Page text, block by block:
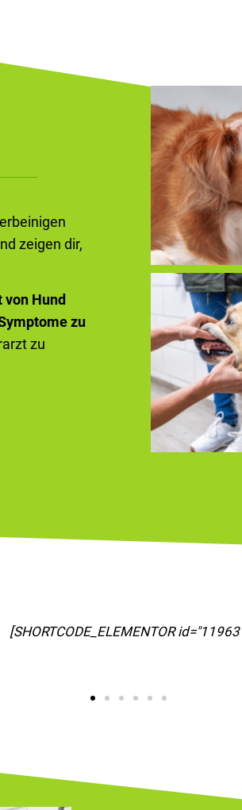
zeigen dir,
von Hund
zu
zu
[SHORTCODE_ELEMENTOR